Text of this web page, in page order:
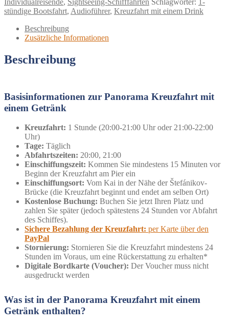
stündige Bootsfahrt, Audioführer, Kreuzfahrt mit einem Drink
Beschreibung
Zusätzliche Informationen
Beschreibung
Basisinformationen zur Panorama Kreuzfahrt mit
einem Getränk
Kreuzfahrt: 1 Stunde (20:00-21:00 Uhr oder 21:00-22:00
Uhr)
Tage: Täglich
Abfahrtszeiten: 20:00, 21:00
Einschiffungszeit: Kommen Sie mindestens 15 Minuten vor
Beginn der Kreuzfahrt am Pier ein
Einschiffungsort: Vom Kai in der Nähe der Štefánikov-
Brücke (die Kreuzfahrt beginnt und endet am selben Ort)
Kostenlose Buchung: Buchen Sie jetzt Ihren Platz und
zahlen Sie später (jedoch spätestens 24 Stunden vor Abfahrt
des Schiffes).
Sichere Bezahlung der Kreuzfahrt: per Karte über den
PayPal
Stornierung: Stornieren Sie die Kreuzfahrt mindestens 24
Stunden im Voraus, um eine Rückerstattung zu erhalten*
Digitale Bordkarte (Voucher): Der Voucher muss nicht
ausgedruckt werden
Was ist in der Panorama Kreuzfahrt mit einem
Getränk enthalten?